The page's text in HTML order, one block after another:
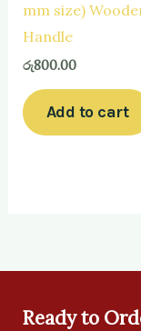
mm size)
Handle
රු800.00
Add to cart
Ready to